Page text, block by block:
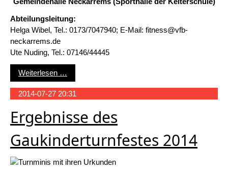
Abteilungsleitung:
Helga Wibel, Tel.: 0173/7047940; E-Mail: fitness@vfb-
neckarrems.de
Ute Nuding, Tel.: 07146/44445
Weiterlesen …
2014-07-27 20:31
Ergebnisse des
Gaukinderturnfestes 2014